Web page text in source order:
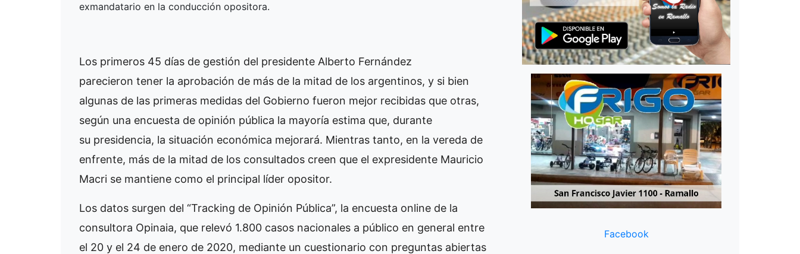
exmandatario en la conducción opositora.
Los primeros 45 días de gestión del presidente Alberto Fernández
parecieron tener la aprobación de más de la mitad de los argentinos, y si bien
algunas de las primeras medidas del Gobierno fueron mejor recibidas que otras,
según una encuesta de opinión pública la mayoría estima que, durante
su presidencia, la situación económica mejorará. Mientras tanto, en la vereda de
enfrente, más de la mitad de los consultados creen que el expresidente Mauricio
Macri se mantiene como el principal líder opositor.
Los datos surgen del “Tracking de Opinión Pública”, la encuesta online de la
consultora Opinaia, que relevó 1.800 casos nacionales a público en general entre
el 20 y el 24 de enero de 2020, mediante un cuestionario con preguntas abiertas
Facebook